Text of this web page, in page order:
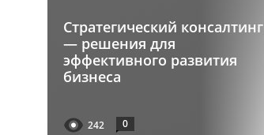
Стратегический консалтинг
— решения для
эффективного развития
бизнеса
242 0